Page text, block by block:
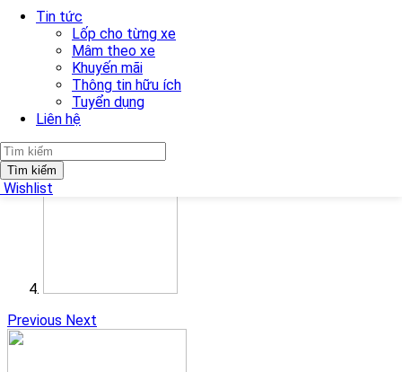
Tin tức
Lốp cho từng xe
Mâm theo xe
Khuyến mãi
Thông tin hữu ích
Tuyển dụng
Liên hệ
Tìm kiếm
Wishlist
Previous Next